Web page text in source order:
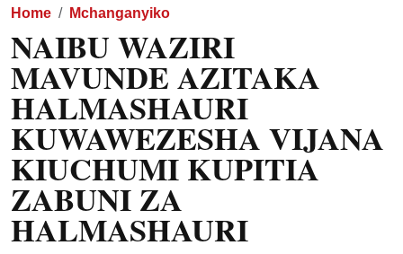
Home Mchanganyiko
NAIBU WAZIRI
MAVUNDE AZITAKA
HALMASHAURI
KUWAWEZESHA VIJANA
KIUCHUMI KUPITIA
ZABUNI ZA
HALMASHAURI